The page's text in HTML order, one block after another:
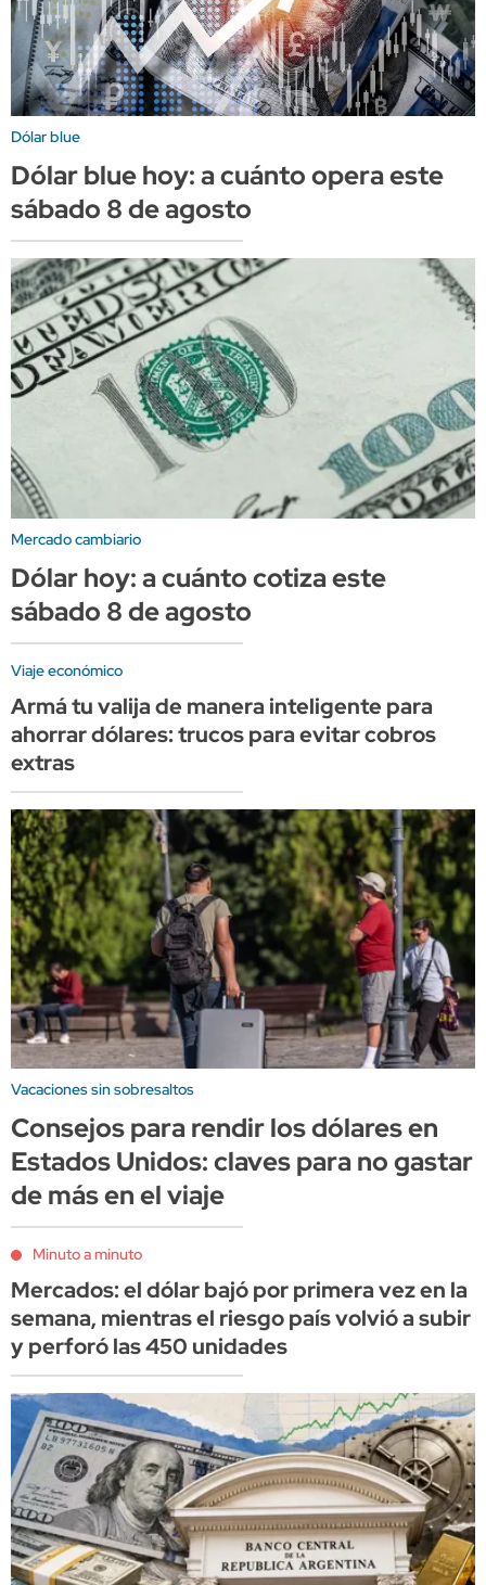
Dólar blue
Dólar blue hoy: a cuánto opera este
sábado 8 de agosto
Mercado cambiario
Dólar hoy: a cuánto cotiza este
sábado 8 de agosto
Viaje económico
Armá tu valija de manera inteligente para
ahorrar dólares: trucos para evitar cobros
extras
Vacaciones sin sobresaltos
Consejos para rendir los dólares en
Estados Unidos: claves para no gastar
de más en el viaje
Minuto a minuto
Mercados: el dólar bajó por primera vez en la
semana, mientras el riesgo país volvió a subir
y perforó las 450 unidades